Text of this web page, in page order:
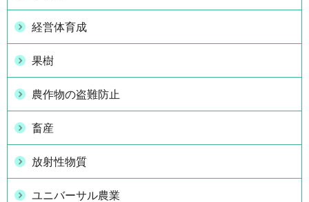
経営体育成
果樹
農作物の盗難防止
畜産
放射性物質
ユニバーサル農業